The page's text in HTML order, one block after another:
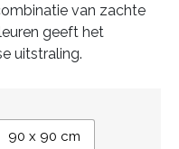
van zachte
geeft het
uitstraling.
90 x 90 cm